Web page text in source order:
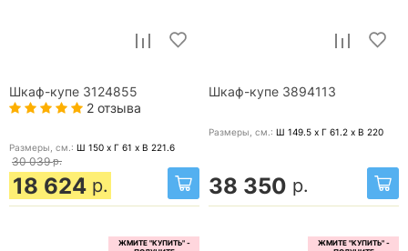
Шкаф-купе 3124855
2 отзыва
Размеры, cм.: Ш 150 x Г 61 x В 221.6
30 039 р.
18 624 р.
Шкаф-купе 3894113
Размеры, cм.: Ш 149.5 x Г 61.2 x В 220
38 350 р.